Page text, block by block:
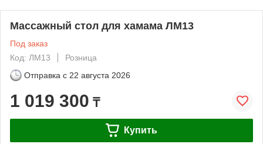
Массажный стол для хамама ЛМ13
Под заказ
Код: ЛМ13
Розница
Отправка с 22 августа 2026
1 019 300 ₸
Купить